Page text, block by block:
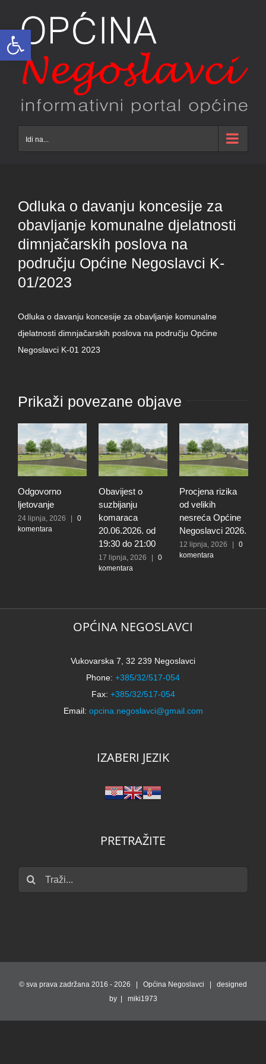
Open toolbar
content
Idi na...
Odluka o davanju koncesije za
obavljanje komunalne djelatnosti
dimnjačarskih poslova na
području Općine Negoslavci K-
01/2023
Odluka o davanju koncesije za obavljanje komunalne
djelatnosti dimnjačarskih poslova na području Općine
Negoslavci K-01 2023
Prikaži povezane objave
Odgovorno
ljetovanje
24 lipnja, 2026
0
komentara
Obavijest o
suzbijanju
komaraca
20.06.2026. od
19:30 do 21:00
17 lipnja, 2026
0
komentara
Procjena rizika
od velikih
nesreća Općine
Negoslavci 2026.
12 lipnja, 2026
0
komentara
OPĆINA NEGOSLAVCI
Vukovarska 7, 32 239 Negoslavci
Phone: +385/32/517-054
Fax: +385/32/517-054
Email: opcina.negoslavci@gmail.com
IZABERI JEZIK
PRETRAŽITE
Traži...
© sva prava zadržana 2016 - 2026 | Općina Negoslavci | designed
by | miki1973